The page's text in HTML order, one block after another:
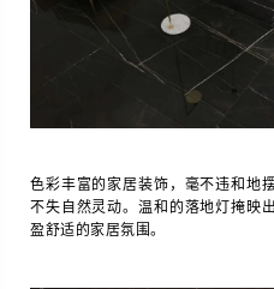
色彩丰富的家居装饰，毫不违和地
不失自然灵动。温和的落地灯掩映
盈舒适的家居氛围。